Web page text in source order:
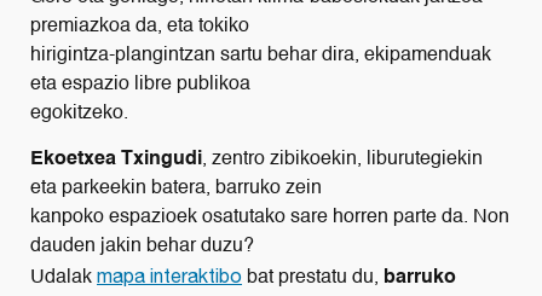
premiazkoa da, eta tokiko
hirigintza-plangintzan sartu behar dira, ekipamenduak
eta espazio libre publikoa
egokitzeko.
Ekoetxea Txingudi, zentro zibikoekin, liburutegiekin
eta parkeekin batera, barruko zein
kanpoko espazioek osatutako sare horren parte da. Non
dauden jakin behar duzu?
Udalak mapa interaktibo bat prestatu du, barruko